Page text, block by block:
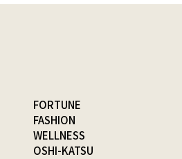
FORTUNE
FASHION
WELLNESS
OSHI-KATSU